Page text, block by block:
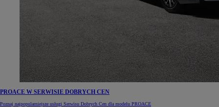
PROACE W SERWISIE DOBRYCH CEN
Poznaj najpopularniejsze usługi Serwisu Dobrych Cen dla modelu PROACE